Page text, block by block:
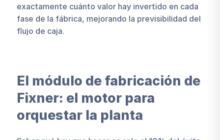
exactamente cuánto valor hay invertido en cada
fase de la fábrica, mejorando la previsibilidad del
flujo de caja.
El módulo de fabricación de
Fixner: el motor para
orquestar la planta